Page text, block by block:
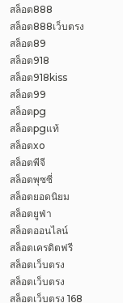
สล็อต888
สล็อต888เว็บตรง
สล็อต89
สล็อต918
สล็อต918kiss
สล็อต99
สล็อตpg
สล็อตpgแท้
สล็อตxo
สล็อตพีจี
สล็อตพุซซี่
สล็อตยอดนิยม
สล็อตยูฟ่า
สล็อตออนไลน์
สล็อตเครดิตฟรี
สล็อตเว็บตรง
สล็อตเว็บตรง
สล็อตเว็บตรง 168